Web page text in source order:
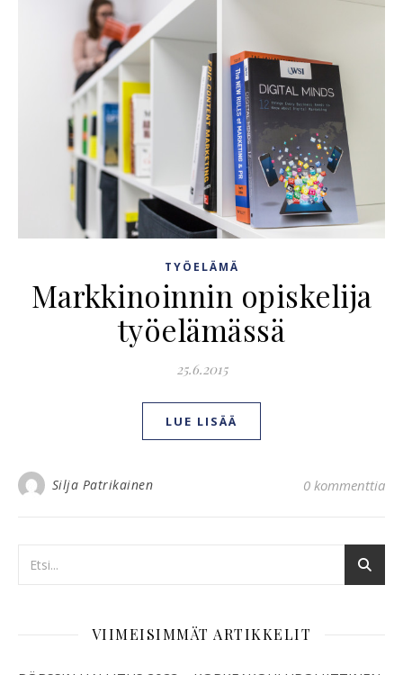
TYÖELÄMÄ
Markkinoinnin opiskelija
työelämässä
25.6.2015
LUE LISÄÄ
Silja Patrikainen 0 kommenttia
VIIMEISIMMÄT ARTIKKELIT